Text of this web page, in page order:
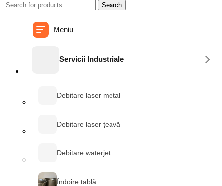
Search
Servicii Industriale
Debitare laser metal
Debitare laser țeavă
Debitare waterjet
Îndoire tablă